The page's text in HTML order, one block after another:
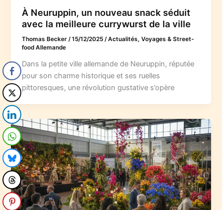
À Neuruppin, un nouveau snack séduit
avec la meilleure currywurst de la ville
Thomas Becker /15/12/2025 /Actualités, Voyages & Street-
food Allemande
Dans la petite ville allemande de Neuruppin, réputée
pour son charme historique et ses ruelles
pittoresques, une révolution gustative s’opère